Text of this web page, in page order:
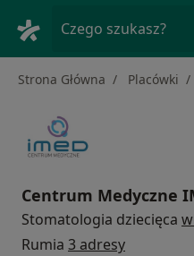
Czego szukasz?
Strona Główna Placówki
Centrum Medyczne
Stomatologia dziecięca
Rumia 3 adresy